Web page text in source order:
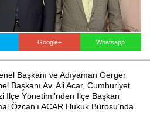
Google+ Whatsapp
Başkanı ve Adıyaman Gerger
Başkanı Av. Ali Acar, Cumhuriyet
İlçe Yönetimi’nden İlçe Başkan
Özcan’ı ACAR Hukuk Bürosu’nda
İLETİŞİM
Haberin Doğru Adresi.